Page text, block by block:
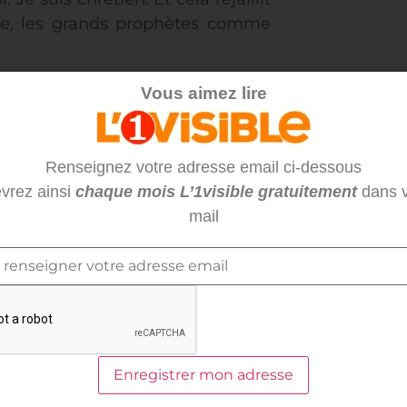
les grands prophètes comme
dimanche, mais avoir fait
permis de passer d’une foi
personnelle avec Dieu.
à recommencer. Chaque
simplement une dizaine de
pas mes journées de la même
vie. Je me laisse porter. Je
chercher à être un autre que
rester soi-même.
Vous aimez lire
Renseignez votre adresse email ci-dessous
ainsi chaque mois L’1visible gratuitementdans
mail